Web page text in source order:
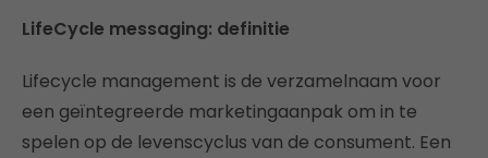
LifeCycle messaging: definitie
Lifecycle management is de verzamelnaam voor
een geïntegreerde marketingaanpak om in te
spelen op de levenscyclus van de consument. Een